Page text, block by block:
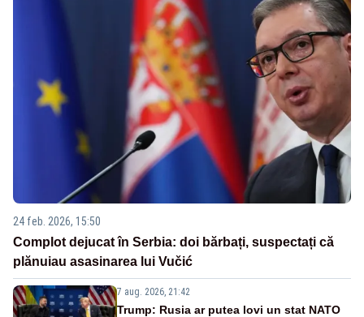
24 feb. 2026, 15:50
Complot dejucat în Serbia: doi bărbați, suspectați că
plănuiau asasinarea lui Vučić
7 aug. 2026, 21:42
Trump: Rusia ar putea lovi un stat NATO